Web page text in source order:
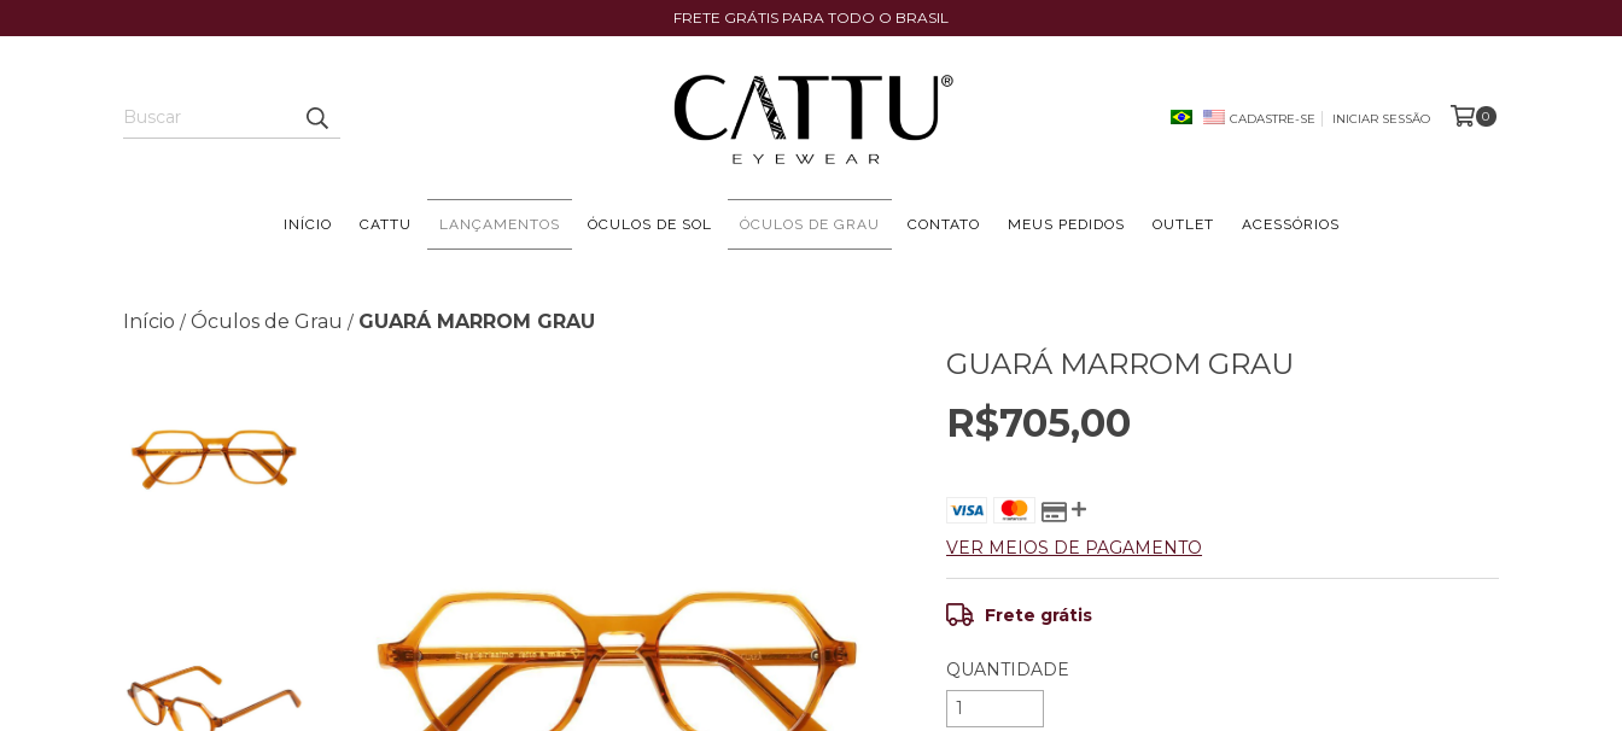
FRETE GRÁTIS PARA TODO O BRASIL
CADASTRE-SE INICIAR SESSÃO 0
INÍCIO CATTU LANÇAMENTOS ÓCULOS DE SOL ÓCULOS DE GRAU CONTATO MEUS PEDIDOS OUTLET ACESSÓRIOS
Início / Óculos de Grau / GUARÁ MARROM GRAU
GUARÁ MARROM GRAU
R$705,00
VER MEIOS DE PAGAMENTO
Frete grátis
QUANTIDADE